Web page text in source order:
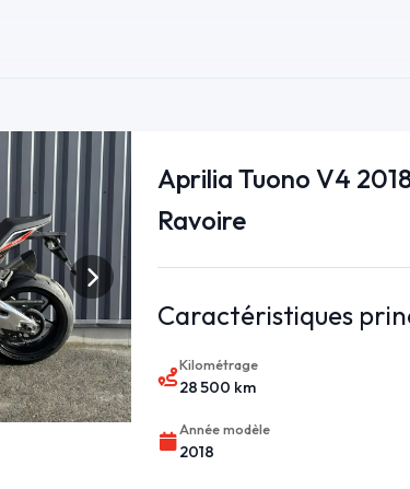
Aprilia Tuono V4
Ravoire
Caractéristiques
Kilométrage
28 500 km
Année modèle
2018